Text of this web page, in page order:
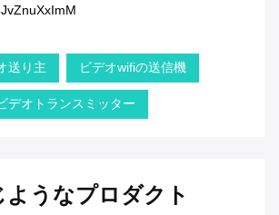
送り主 ビデオwifiの送信機
デオトランスミッター
ようなプロダクト